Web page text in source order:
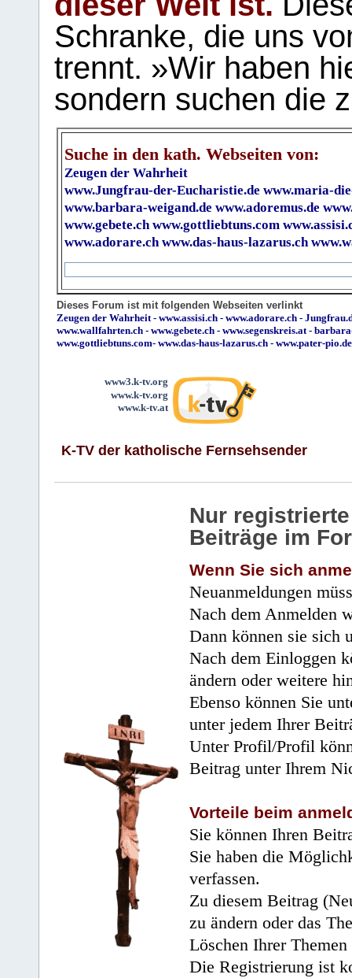
Schranke, die uns
trennt. »Wir haben
sondern suchen die
Suche in den kath. Webseiten von:
Zeugen der Wahrheit
www.Jungfrau-der-Eucharistie.de www.maria-
www.barbara-weigand.de www.adoremus.de
www.gebete.ch www.gottliebtuns.com
www.adorare.ch www.das-haus-lazarus.ch
Dieses Forum ist mit folgenden Webseiten verlinkt
Zeugen der Wahrheit- www.assisi.ch - www.adorare.ch -
www.wallfahrten.ch - www.gebete.ch - www.segenskreis.at-
www.gottliebtuns.com- www.das-haus-lazarus.ch - www.pater-pio.de
www3.k-tv.org
www.k-tv.org
www.k-tv.at
K-TV der katholische Fernsehsender
Nur
Beiträge im
Wenn Sie sich
Neuanmeldungen
Nach dem Anmelden
Dann können sie sich
Nach dem Einloggen
ändern oder weitere
Ebenso können Sie
unter jedem Ihrer
Unter Profil/Profil
Beitrag unter Ihrem
Vorteile beim
Sie können Ihren
Sie haben die
verfassen.
Zu diesem Beitrag
zu ändern oder das
Löschen Ihrer
Die Registrierung ist